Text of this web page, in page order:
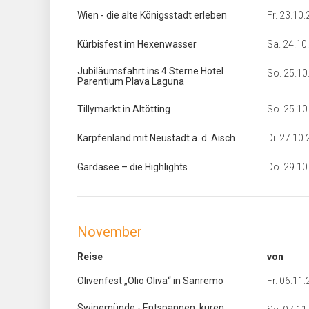
Wien - die alte Königsstadt erleben Fr.
Kürbisfest im Hexenwasser Sa.
Jubiläumsfahrt ins 4 Sterne Hotel
Parentium Plava Laguna
So.
Tillymarkt in Altötting So.
Karpfenland mit Neustadt a. d. Aisch Di.
Gardasee – die Highlights Do.
November
Reise von
Olivenfest „Olio Oliva“ in Sanremo Fr.